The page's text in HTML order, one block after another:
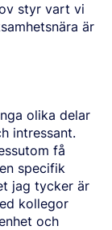
styr vart vi
är
olika delar
intressant.
få
specifik
jag tycker är
kollegor
och